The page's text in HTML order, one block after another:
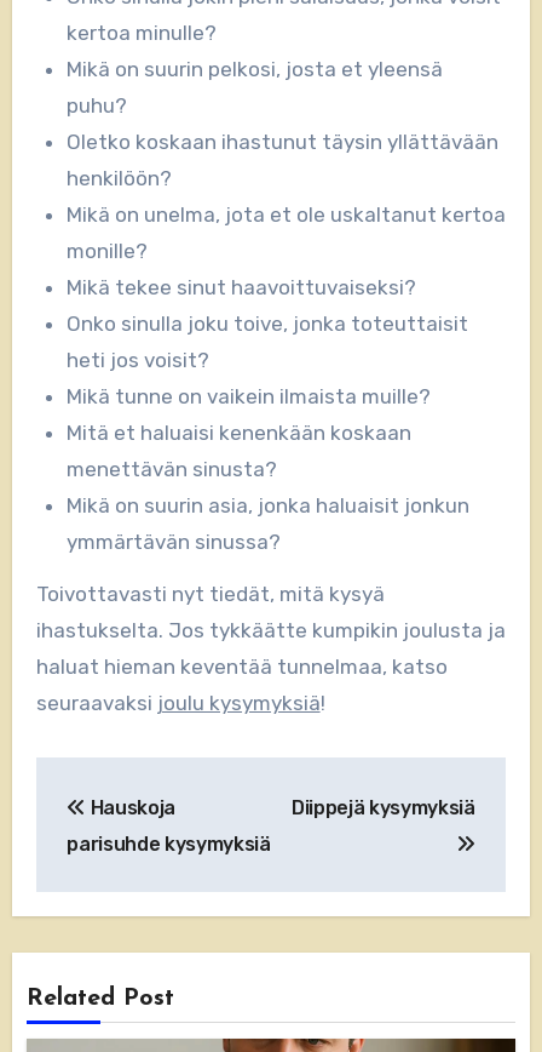
kertoa minulle?
Mikä on suurin pelkosi, josta et yleensä
puhu?
Oletko koskaan ihastunut täysin yllättävään
henkilöön?
Mikä on unelma, jota et ole uskaltanut kertoa
monille?
Mikä tekee sinut haavoittuvaiseksi?
Onko sinulla joku toive, jonka toteuttaisit
heti jos voisit?
Mikä tunne on vaikein ilmaista muille?
Mitä et haluaisi kenenkään koskaan
menettävän sinusta?
Mikä on suurin asia, jonka haluaisit jonkun
ymmärtävän sinussa?
Toivottavasti nyt tiedät, mitä kysyä
ihastukselta. Jos tykkäätte kumpikin joulusta ja
haluat hieman keventää tunnelmaa, katso
seuraavaksi joulu kysymyksiä!
selaus
Hauskoja
parisuhde kysymyksiä
Diippejä kysymyksiä
Related Post